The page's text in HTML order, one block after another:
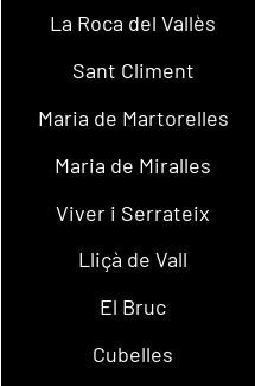
La Roca del Vallès
Sant Climent
Maria de Martorelles
Maria de Miralles
Viver i Serrateix
Lliçà de Vall
El Bruc
Cubelles